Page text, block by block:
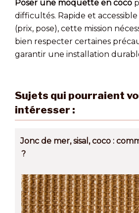
Poser une moquette en coco
difficultés. Rapide et
(prix, pose), cette mission
bien respecter certaines
garantir une installation
Sujets qui pourraient
intéresser :
Jonc de mer, sisal, coco :
?